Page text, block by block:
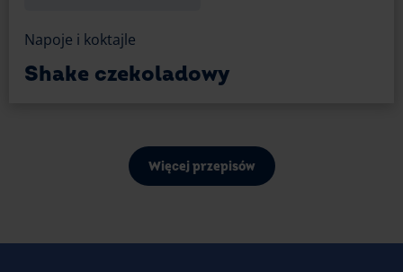
Napoje i koktajle
Shake czekoladowy
Więcej przepisów